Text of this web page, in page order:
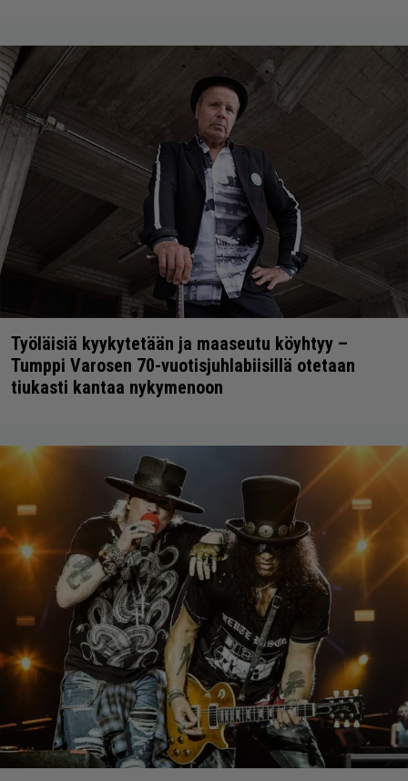
Työläisiä kyykytetään ja maaseutu köyhtyy –
Tumppi Varosen 70-vuotisjuhlabiisillä otetaan
tiukasti kantaa nykymenoon